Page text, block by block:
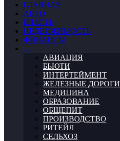
ГЛАВНАЯ
АВТО
ВЛАСТЬ
НЕДВИЖИМОСТЬ
ФИНАНСЫ
…
АВИАЦИЯ
БЬЮТИ
ИНТЕРТЕЙМЕНТ
ЖЕЛЕЗНЫЕ ДОРОГИ
МЕДИЦИНА
ОБРАЗОВАНИЕ
ОБЩЕПИТ
ПРОИЗВОДСТВО
РИТЕЙЛ
СЕЛЬХОЗ